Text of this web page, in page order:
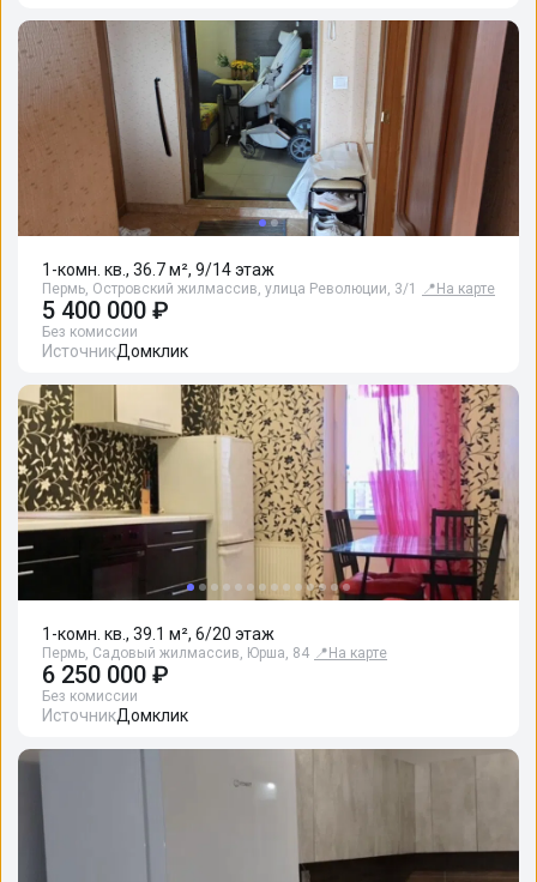
1-комн. кв., 36.7 м², 9/14 этаж
Пермь, Островский жилмассив, улица Революции, 3/1 📍 На карте
5 400 000 ₽
Без комиссии
ИсточникДомклик
1-комн. кв., 39.1 м², 6/20 этаж
Пермь, Садовый жилмассив, Юрша, 84 📍 На карте
6 250 000 ₽
Без комиссии
ИсточникДомклик